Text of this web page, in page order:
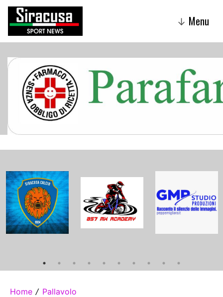
↓ Menu
Home / Pallavolo